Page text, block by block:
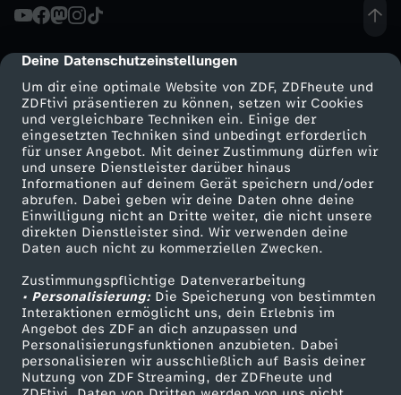
cmp-dialog-description
Deine Datenschutzeinstellungen
Um dir eine optimale Website von ZDF, ZDFheute und
ZDFtivi präsentieren zu können, setzen wir Cookies
und vergleichbare Techniken ein. Einige der
eingesetzten Techniken sind unbedingt erforderlich
für unser Angebot. Mit deiner Zustimmung dürfen wir
und unsere Dienstleister darüber hinaus
Informationen auf deinem Gerät speichern und/oder
abrufen. Dabei geben wir deine Daten ohne deine
Einwilligung nicht an Dritte weiter, die nicht unsere
direkten Dienstleister sind. Wir verwenden deine
Daten auch nicht zu kommerziellen Zwecken.
Zustimmungspflichtige Datenverarbeitung
• Personalisierung:Die Speicherung von bestimmten
Interaktionen ermöglicht uns, dein Erlebnis im
Angebot des ZDF an dich anzupassen und
Personalisierungsfunktionen anzubieten. Dabei
personalisieren wir ausschließlich auf Basis deiner
Nutzung von ZDF Streaming, der ZDFheute und
c
h
w
a
s
s
e
r
z
Mehr ZDF
ZDF-Apps
Smart TV
ZDFtext
Livestreams
Sendungen A-Z
TV-Programm
Service
ZDFmitreden
Kontakt zum ZDF
Tickets
Zuschauerservice
Hilfe